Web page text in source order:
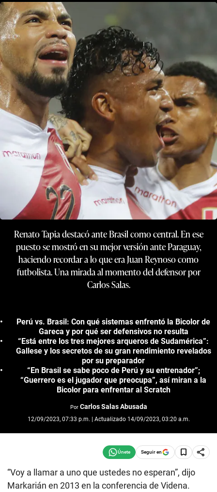
Renato Tapia destacó ante Brasil como central. En ese
puesto se mostró en su mejor versión ante Paraguay,
haciendo recordar a lo que era Juan Reynoso como
futbolista. Una mirada al momento del defensor por
Carlos Salas.
Perú vs. Brasil: Con qué sistemas enfrentó la Bicolor de
Gareca y por qué ser defensivos no resulta
“Está entre los tres mejores arqueros de Sudamérica”:
Gallese y los secretos de su gran rendimiento revelados
por su preparador
“En Brasil se sabe poco de Perú y su entrenador”;
“Guerrero es el jugador que preocupa”, así miran a la
Bicolor para enfrentar al Scratch
Por Carlos Salas Abusada
12/09/2023, 07:33 p.m. | Actualizado 14/09/2023, 03:20 a.m.
Seguir en
“Voy a llamar a uno que ustedes no esperan”, dijo
Markarián en 2013 en la conferencia de Videna.